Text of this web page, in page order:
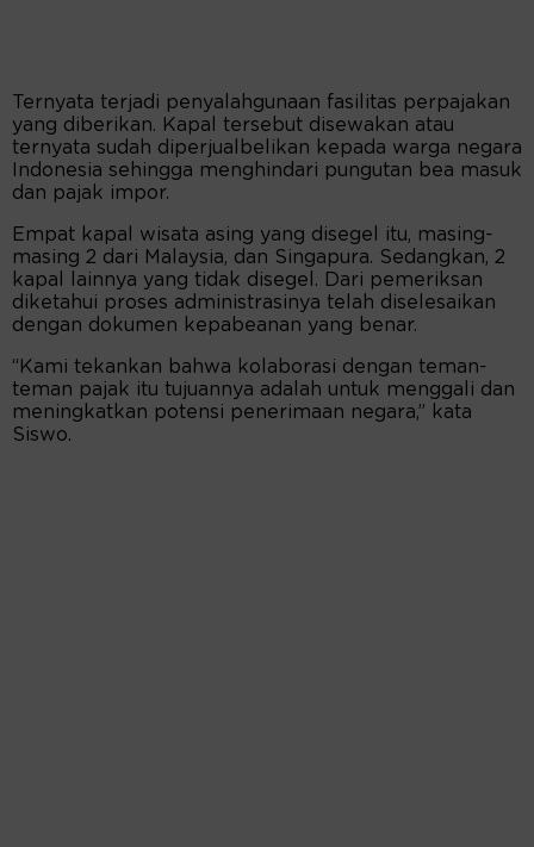
Ternyata terjadi penyalahgunaan fasilitas perpajakan
yang diberikan. Kapal tersebut disewakan atau
ternyata sudah diperjualbelikan kepada warga negara
Indonesia sehingga menghindari pungutan bea masuk
dan pajak impor.
Empat kapal wisata asing yang disegel itu, masing-
masing 2 dari Malaysia, dan Singapura. Sedangkan, 2
kapal lainnya yang tidak disegel. Dari pemeriksan
diketahui proses administrasinya telah diselesaikan
dengan dokumen kepabeanan yang benar.
“Kami tekankan bahwa kolaborasi dengan teman-
teman pajak itu tujuannya adalah untuk menggali dan
meningkatkan potensi penerimaan negara,” kata
Siswo.